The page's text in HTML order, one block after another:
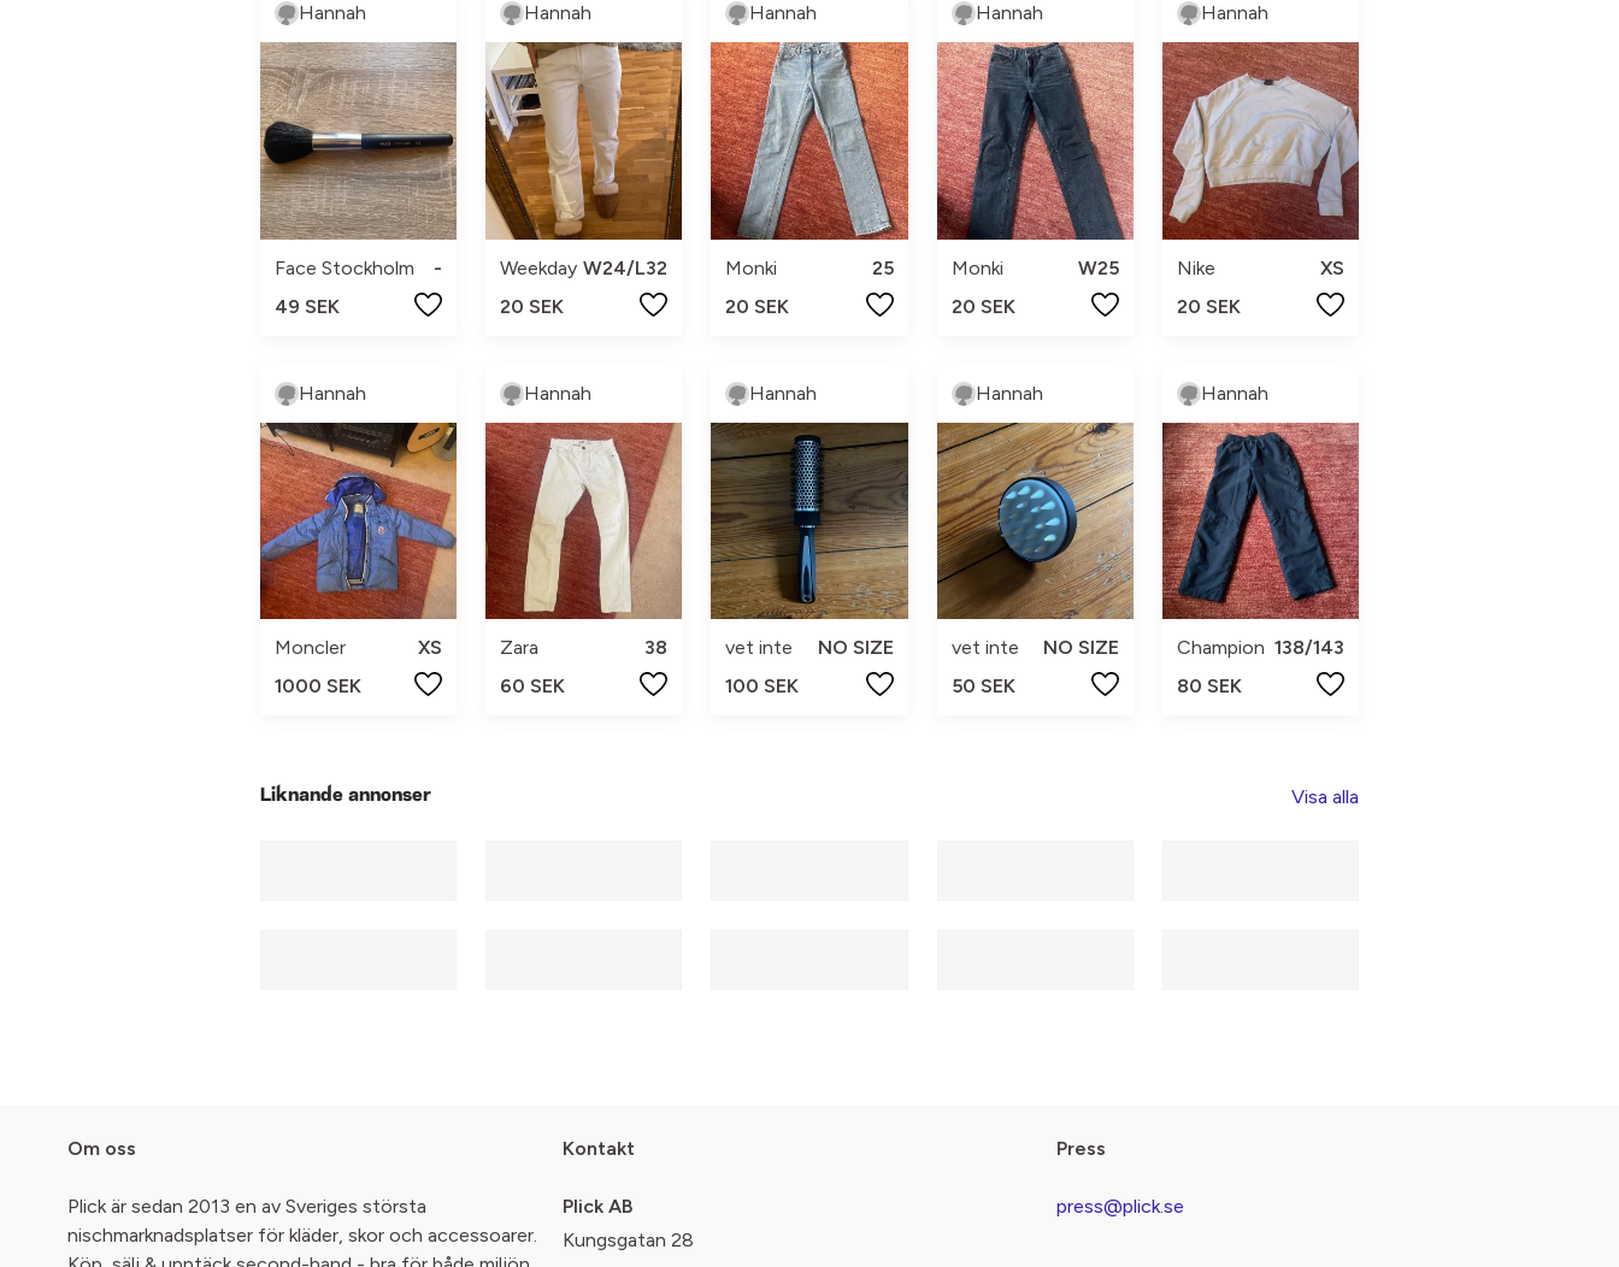
Hannah
Face Stockholm
-
49 SEK
Hannah
Weekday W24/L32
20 SEK
Hannah
Monki
25
20 SEK
Hannah
Monki
W25
20 SEK
Hannah
Nike
XS
20 SEK
Hannah
Moncler
XS
1000 SEK
Hannah
Zara
38
60 SEK
Hannah
vet inte
NO SIZE
100 SEK
Hannah
vet inte
NO SIZE
50 SEK
Hannah
Champion 138/143
80 SEK
Liknande annonser Visa alla
Om oss
Plick är sedan 2013 en av Sveriges största
nischmarknadsplatser för kläder, skor och accessoarer.
Kontakt
Plick AB
Kungsgatan 28
Press
press@plick.se